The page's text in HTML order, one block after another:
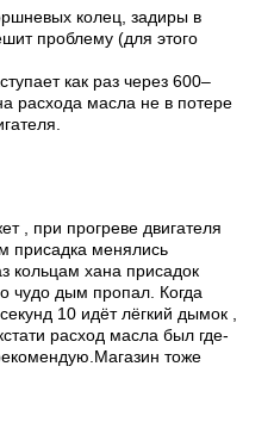
колец, задиры в
проблему (для этого
как раз через 600–
расхода масла не в потере
, при прогреве двигателя
присадка менялись
кольцам хана присадок
чудо дым пропал. Когда
10 идёт лёгкий дымок ,
расход масла был где-
тоже